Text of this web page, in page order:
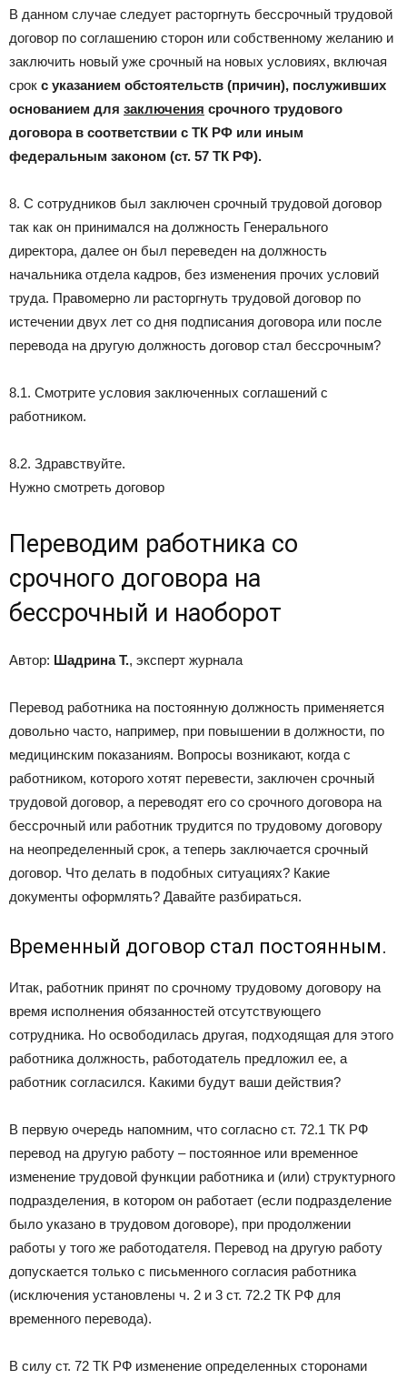
В данном случае следует расторгнуть бессрочный трудовой
договор по соглашению сторон или собственному желанию и
заключить новый уже срочный на новых условиях, включая
срок с указанием обстоятельств (причин), послуживших
основанием для заключения срочного трудового
договора в соответствии с ТК РФ или иным
федеральным законом (ст. 57 ТК РФ).
8. С сотрудников был заключен срочный трудовой договор
так как он принимался на должность Генерального
директора, далее он был переведен на должность
начальника отдела кадров, без изменения прочих условий
труда. Правомерно ли расторгнуть трудовой договор по
истечении двух лет со дня подписания договора или после
перевода на другую должность договор стал бессрочным?
8.1. Смотрите условия заключенных соглашений с
работником.
8.2. Здравствуйте.
Нужно смотреть договор
Переводим работника со
срочного договора на
бессрочный и наоборот
Автор: Шадрина Т., эксперт журнала
Перевод работника на постоянную должность применяется
довольно часто, например, при повышении в должности, по
медицинским показаниям. Вопросы возникают, когда с
работником, которого хотят перевести, заключен срочный
трудовой договор, а переводят его со срочного договора на
бессрочный или работник трудится по трудовому договору
на не­определенный срок, а теперь заключается срочный
договор. Что делать в подобных ситуациях? Какие
документы оформлять? Давайте разбираться.
Временный договор стал постоянным.
Итак, работник принят по срочному трудовому договору на
время исполнения обязанностей отсутствующего
сотрудника. Но освободилась другая, подходящая для этого
работника должность, работодатель предложил ее, а
работник согласился. Какими будут ваши действия?
В первую очередь напомним, что согласно ст. 72.1 ТК РФ
перевод на другую работу – постоянное или временное
изменение трудовой функции работника и (или) структурного
подразделения, в котором он работает (если подразделение
было указано в трудовом договоре), при продолжении
работы у того же работодателя. Перевод на другую работу
допускается только с письменного согласия работника
(исключения установлены ч. 2 и 3 ст. 72.2 ТК РФ для
временного перевода).
В силу ст. 72 ТК РФ изменение определенных сторонами